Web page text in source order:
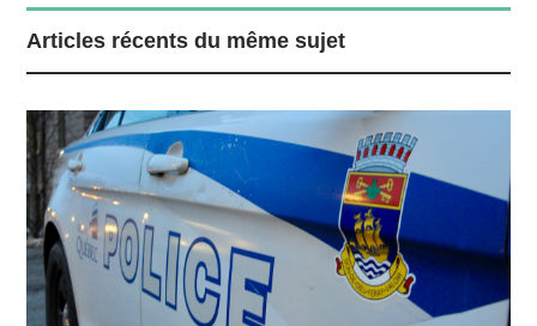
Articles récents du même sujet